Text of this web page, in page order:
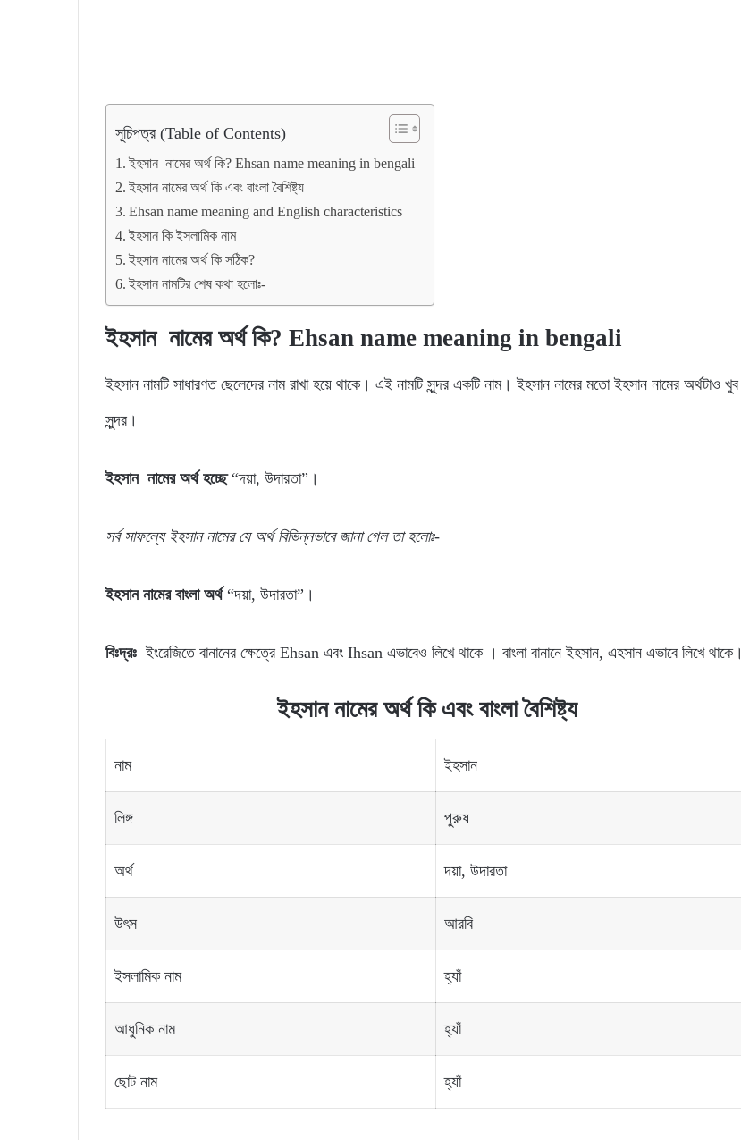
সূচিপত্র (Table of Contents)
ইহসান নামের অর্থ কি? Ehsan name meaning in bengali
ইহসান নামের অর্থ কি এবং বাংলা বৈশিষ্ট্য
Ehsan name meaning and English characteristics
ইহসান কি ইসলামিক নাম
ইহসান নামের অর্থ কি সঠিক?
ইহসান নামটির শেষ কথা হলোঃ-
ইহসান নামের অর্থ কি? Ehsan name meaning in bengali
ইহসান নামটি সাধারণত ছেলেদের নাম রাখা হয়ে থাকে। এই নামটি সুন্দর একটি নাম। ইহসান নামের মতো ইহসান নামের অর্থটাও খুব
সুন্দর।
ইহসান নামের অর্থ হচ্ছে “দয়া, উদারতা”।
সর্ব সাফল্যে ইহসাননামের যে অর্থবিভিন্নভাবে জানা গেলতা হলোঃ-
ইহসান নামের বাংলা অর্থ“দয়া, উদারতা”।
বিঃদ্রঃ ইংরেজিতে বানানের ক্ষেত্রে Ehsan এবং Ihsan এভাবেও লিখে থাকে । বাংলা বানানে ইহসান, এহসান এভাবে লিখে থাকে।
ইহসান নামের অর্থ কি এবং বাংলা বৈশিষ্ট্য
নাম ইহসান
লিঙ্গ পুরুষ
অর্থ দয়া, উদারতা
উৎস আরবি
ইসলামিক নাম হ্যাঁ
আধুনিক নাম হ্যাঁ
ছোট নাম হ্যাঁ